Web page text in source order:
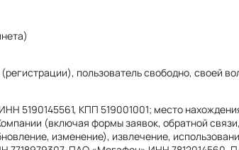
пользователь свободно, своей
5190145561, КПП 519001001; место
(включая формы заявок, обратной
изменение), извлечение,